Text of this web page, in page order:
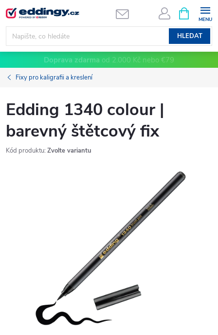
Přejít
na
obsah
HLEDAT
NÁKUPNÍ
KOŠÍK
Doprava zdarma od 2.000 Kč nebo €79
Fixy pro kaligrafii a kreslení
Edding 1340 colour |
barevný štětcový fix
Kód produktu: Zvolte variantu